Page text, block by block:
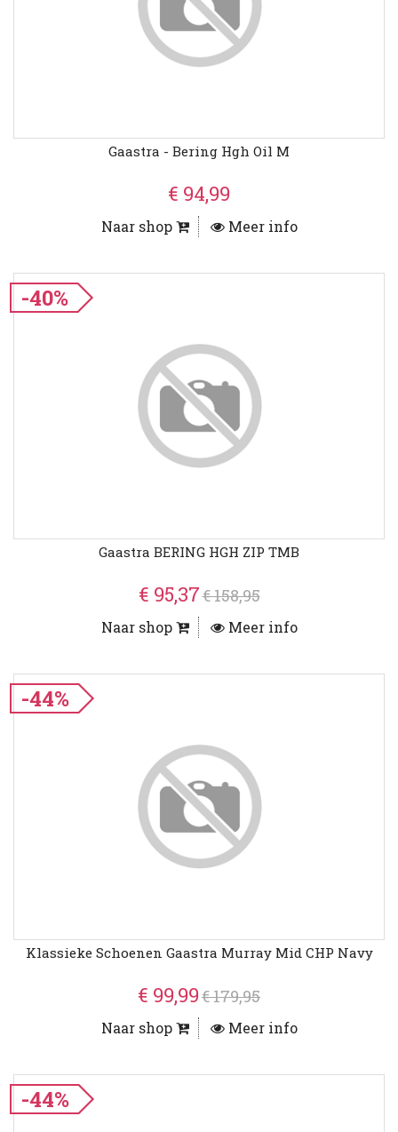
Gaastra - Bering Hgh Oil M
€ 94,99
Naar shop Meer info
-40%
Gaastra BERING HGH ZIP TMB
€ 95,37€ 158,95
Naar shop Meer info
-44%
Klassieke Schoenen Gaastra Murray Mid CHP Navy
€ 99,99€ 179,95
Naar shop Meer info
-44%